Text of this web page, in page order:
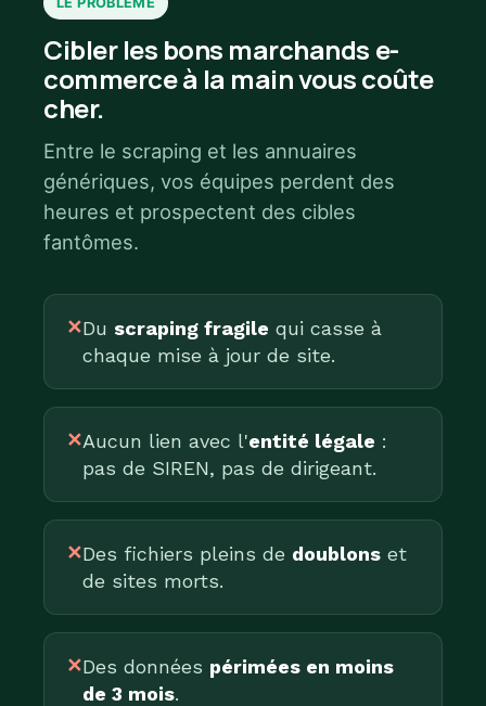
Cibler les bons marchands e-
commerce à la main vous coûte
cher.
Entre le scraping et les annuaires
génériques, vos équipes perdent des
heures et prospectent des cibles
fantômes.
✕Du scraping fragile qui casse à
chaque mise à jour de site.
✕Aucun lien avec l'entité légale :
pas de SIREN, pas de dirigeant.
✕Des fichiers pleins de doublons et
de sites morts.
✕Des données périmées en moins
de 3 mois.